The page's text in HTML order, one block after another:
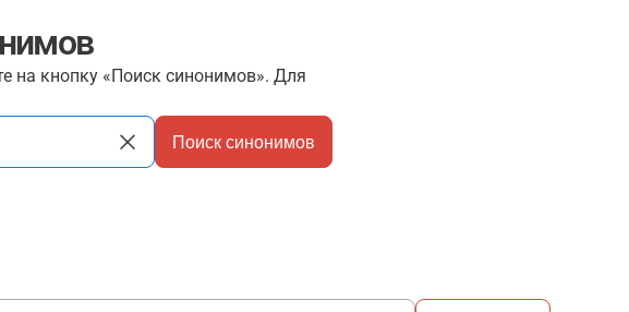
на кнопку «Поиск синонимов». Для
Поиск синонимов